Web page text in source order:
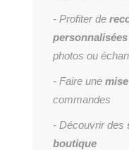
- Profiter de
personnalisées
photos ou
- Faire une
commandes
- Découvrir des
boutique